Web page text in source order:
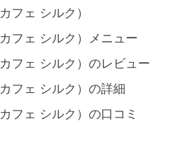
フェ シルク）
フェ シルク）メニュー
フェ シルク）のレビュー
フェ シルク）の詳細
フェ シルク）の口コミ